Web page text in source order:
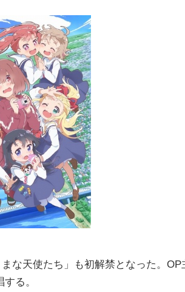
な天使たち」も初解禁となった。OP
る。